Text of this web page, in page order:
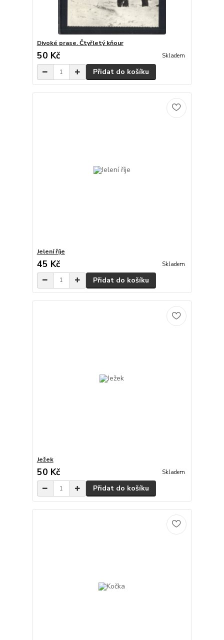
Divoké prase. Čtyřletý kňour
50 Kč Skladem
Přidat do košíku
Jelení říje
45 Kč Skladem
Přidat do košíku
Ježek
50 Kč Skladem
Přidat do košíku